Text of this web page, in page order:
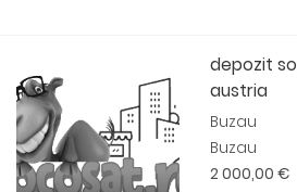
depozit
austria
Buzau
Buzau
2 000,00 €